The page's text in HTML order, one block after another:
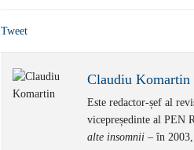
Tweet
Claudiu Komartin
Este redactor-șef al
vicepreședinte al PEN
alte insomnii – în